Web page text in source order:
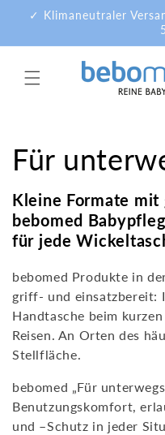
zum
✓ Klimaneutraler
K
a
t
e
g
o
r
i
Für
Kleine Formate mit
bebomed
für jede
bebomed Produkte in
griff- und einsatzbereit:
Handtasche beim
Reisen. An Orten des
Stellfläche.
bebomed „Für
Benutzungskomfort,
und –Schutz in jeder